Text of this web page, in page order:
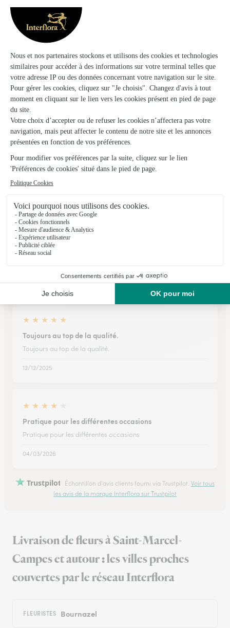
Ils ont fait livrer des fleurs ou une plante à
Saint-Marcel-Campes
★ ★ ★ ★ ★
J'ai été très satisfaite de la prestation accomplie par
INTERFLORA
J'ai été très satisfaite de la prestation fournie par
INTERFLORA, tant dans le choix des produits que dans
l'exécution de la commande. Je recommanderai cette
entreprise.
26/05/2026
★ ★ ★ ★ ★
Bonne livraison dans les temps
Bonne livraison dans les temps , fleurs ayant une senteur
19/02/2026
★ ★ ★ ★ ★
Toujours au top de la qualité.
Toujours au top de la qualité.
12/12/2025
★ ★ ★ ★
Pratique pour les différentes occasions
Pratique pour les différentes occasions
04/03/2026
Trustpilot Échantillon d'avis clients fourni via Trustpilot. Voir tous
les avis de la marque Interflora sur Trustpilot
Livraison de fleurs à Saint-Marcel-
Campes et autour : les villes proches
couvertes par le réseau Interflora
FLEURISTES Bournazel